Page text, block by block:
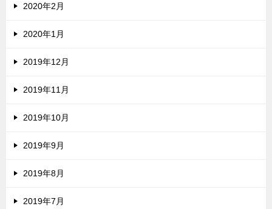
2020年2月
2020年1月
2019年12月
2019年11月
2019年10月
2019年9月
2019年8月
2019年7月